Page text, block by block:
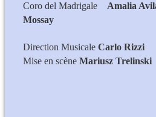
Coro del Madrigale Amalia
Mossay
Direction Musicale Carlo Rizzi
Mise en scène Mariusz Trelinski
Amanda